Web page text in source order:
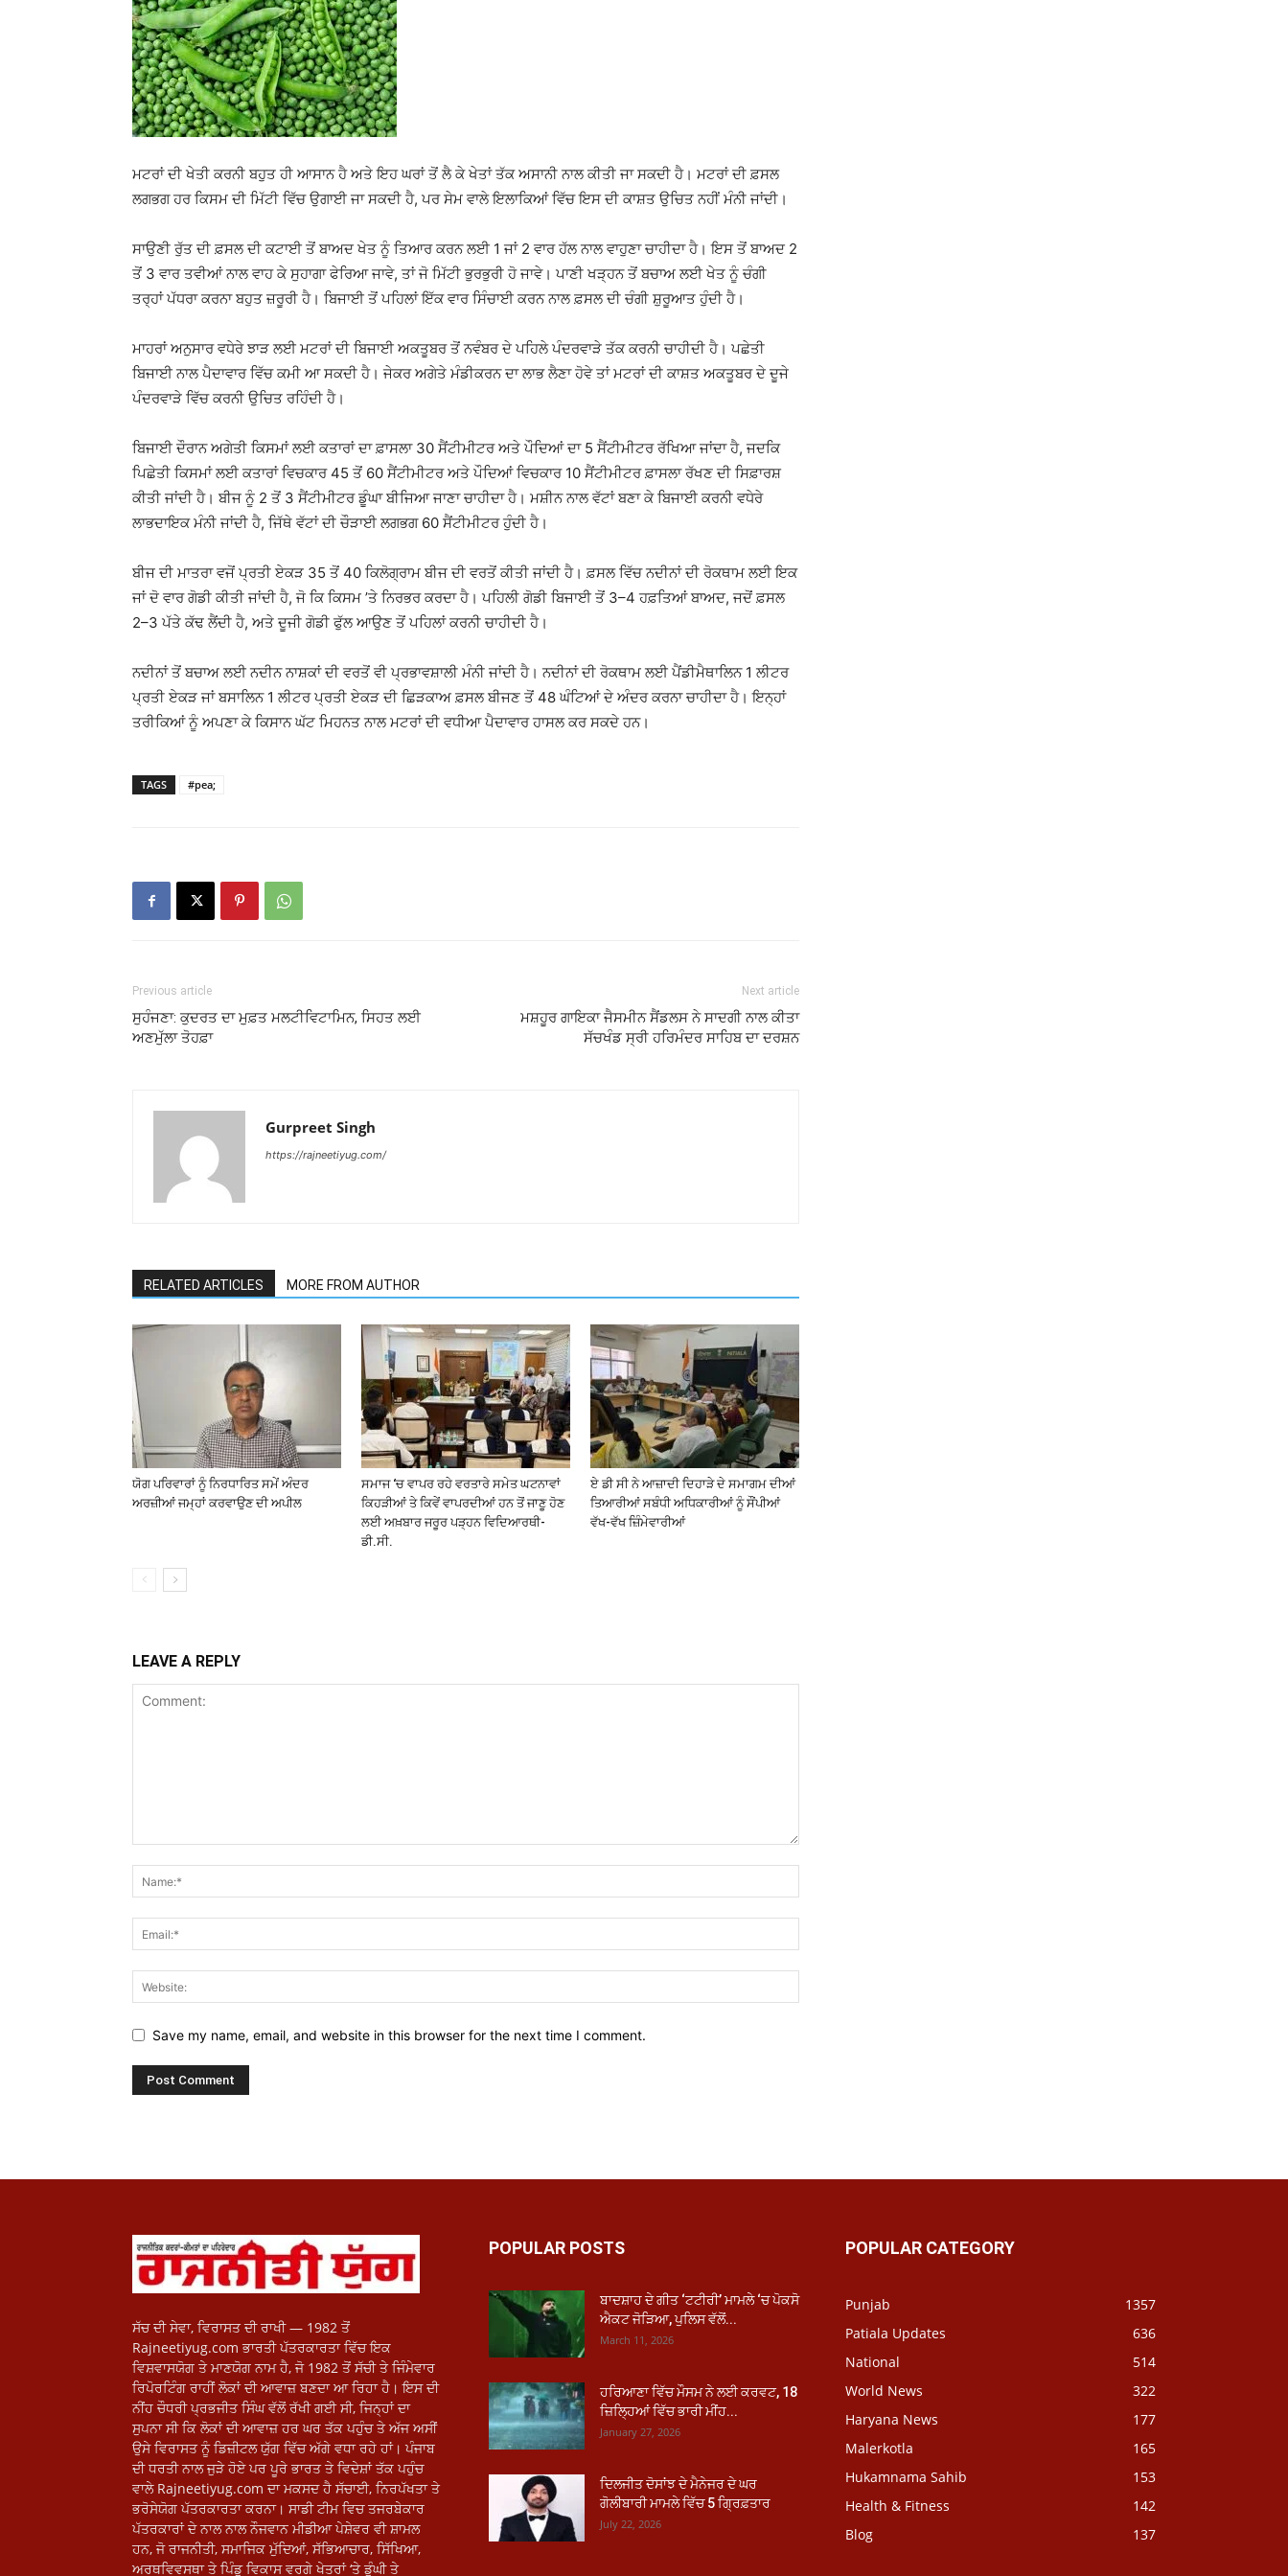
ਮਟਰਾਂ ਦੀ ਖੇਤੀ ਕਰਨੀ ਬਹੁਤ ਹੀ ਆਸਾਨ ਹੈ ਅਤੇ ਇਹ ਘਰਾਂ ਤੋਂ ਲੈ ਕੇ ਖੇਤਾਂ ਤੱਕ ਅਸਾਨੀ ਨਾਲ ਕੀਤੀ ਜਾ ਸਕਦੀ ਹੈ। ਮਟਰਾਂ ਦੀ ਫ਼ਸਲ
ਲਗਭਗ ਹਰ ਕਿਸਮ ਦੀ ਮਿੱਟੀ ਵਿੱਚ ਉਗਾਈ ਜਾ ਸਕਦੀ ਹੈ, ਪਰ ਸੇਮ ਵਾਲੇ ਇਲਾਕਿਆਂ ਵਿੱਚ ਇਸ ਦੀ ਕਾਸ਼ਤ ਉਚਿਤ ਨਹੀਂ ਮੰਨੀ ਜਾਂਦੀ।
ਸਾਉਣੀ ਰੁੱਤ ਦੀ ਫ਼ਸਲ ਦੀ ਕਟਾਈ ਤੋਂ ਬਾਅਦ ਖੇਤ ਨੂੰ ਤਿਆਰ ਕਰਨ ਲਈ 1 ਜਾਂ 2 ਵਾਰ ਹੱਲ ਨਾਲ ਵਾਹੁਣਾ ਚਾਹੀਦਾ ਹੈ। ਇਸ ਤੋਂ ਬਾਅਦ 2
ਤੋਂ 3 ਵਾਰ ਤਵੀਆਂ ਨਾਲ ਵਾਹ ਕੇ ਸੁਹਾਗਾ ਫੇਰਿਆ ਜਾਵੇ, ਤਾਂ ਜੋ ਮਿੱਟੀ ਭੁਰਭੁਰੀ ਹੋ ਜਾਵੇ। ਪਾਣੀ ਖੜ੍ਹਨ ਤੋਂ ਬਚਾਅ ਲਈ ਖੇਤ ਨੂੰ ਚੰਗੀ
ਤਰ੍ਹਾਂ ਪੱਧਰਾ ਕਰਨਾ ਬਹੁਤ ਜ਼ਰੂਰੀ ਹੈ। ਬਿਜਾਈ ਤੋਂ ਪਹਿਲਾਂ ਇੱਕ ਵਾਰ ਸਿੰਚਾਈ ਕਰਨ ਨਾਲ ਫ਼ਸਲ ਦੀ ਚੰਗੀ ਸ਼ੁਰੂਆਤ ਹੁੰਦੀ ਹੈ।
ਮਾਹਰਾਂ ਅਨੁਸਾਰ ਵਧੇਰੇ ਝਾੜ ਲਈ ਮਟਰਾਂ ਦੀ ਬਿਜਾਈ ਅਕਤੂਬਰ ਤੋਂ ਨਵੰਬਰ ਦੇ ਪਹਿਲੇ ਪੰਦਰਵਾੜੇ ਤੱਕ ਕਰਨੀ ਚਾਹੀਦੀ ਹੈ। ਪਛੇਤੀ
ਬਿਜਾਈ ਨਾਲ ਪੈਦਾਵਾਰ ਵਿੱਚ ਕਮੀ ਆ ਸਕਦੀ ਹੈ। ਜੇਕਰ ਅਗੇਤੇ ਮੰਡੀਕਰਨ ਦਾ ਲਾਭ ਲੈਣਾ ਹੋਵੇ ਤਾਂ ਮਟਰਾਂ ਦੀ ਕਾਸ਼ਤ ਅਕਤੂਬਰ ਦੇ ਦੂਜੇ
ਪੰਦਰਵਾੜੇ ਵਿੱਚ ਕਰਨੀ ਉਚਿਤ ਰਹਿੰਦੀ ਹੈ।
ਬਿਜਾਈ ਦੌਰਾਨ ਅਗੇਤੀ ਕਿਸਮਾਂ ਲਈ ਕਤਾਰਾਂ ਦਾ ਫ਼ਾਸਲਾ 30 ਸੈਂਟੀਮੀਟਰ ਅਤੇ ਪੌਦਿਆਂ ਦਾ 5 ਸੈਂਟੀਮੀਟਰ ਰੱਖਿਆ ਜਾਂਦਾ ਹੈ, ਜਦਕਿ
ਪਿਛੇਤੀ ਕਿਸਮਾਂ ਲਈ ਕਤਾਰਾਂ ਵਿਚਕਾਰ 45 ਤੋਂ 60 ਸੈਂਟੀਮੀਟਰ ਅਤੇ ਪੌਦਿਆਂ ਵਿਚਕਾਰ 10 ਸੈਂਟੀਮੀਟਰ ਫ਼ਾਸਲਾ ਰੱਖਣ ਦੀ ਸਿਫ਼ਾਰਸ਼
ਕੀਤੀ ਜਾਂਦੀ ਹੈ। ਬੀਜ ਨੂੰ 2 ਤੋਂ 3 ਸੈਂਟੀਮੀਟਰ ਡੂੰਘਾ ਬੀਜਿਆ ਜਾਣਾ ਚਾਹੀਦਾ ਹੈ। ਮਸ਼ੀਨ ਨਾਲ ਵੱਟਾਂ ਬਣਾ ਕੇ ਬਿਜਾਈ ਕਰਨੀ ਵਧੇਰੇ
ਲਾਭਦਾਇਕ ਮੰਨੀ ਜਾਂਦੀ ਹੈ, ਜਿੱਥੇ ਵੱਟਾਂ ਦੀ ਚੌੜਾਈ ਲਗਭਗ 60 ਸੈਂਟੀਮੀਟਰ ਹੁੰਦੀ ਹੈ।
ਬੀਜ ਦੀ ਮਾਤਰਾ ਵਜੋਂ ਪ੍ਰਤੀ ਏਕੜ 35 ਤੋਂ 40 ਕਿਲੋਗ੍ਰਾਮ ਬੀਜ ਦੀ ਵਰਤੋਂ ਕੀਤੀ ਜਾਂਦੀ ਹੈ। ਫ਼ਸਲ ਵਿੱਚ ਨਦੀਨਾਂ ਦੀ ਰੋਕਥਾਮ ਲਈ ਇਕ
ਜਾਂ ਦੋ ਵਾਰ ਗੋਡੀ ਕੀਤੀ ਜਾਂਦੀ ਹੈ, ਜੋ ਕਿ ਕਿਸਮ ’ਤੇ ਨਿਰਭਰ ਕਰਦਾ ਹੈ। ਪਹਿਲੀ ਗੋਡੀ ਬਿਜਾਈ ਤੋਂ 3–4 ਹਫ਼ਤਿਆਂ ਬਾਅਦ, ਜਦੋਂ ਫ਼ਸਲ
2–3 ਪੱਤੇ ਕੱਢ ਲੈਂਦੀ ਹੈ, ਅਤੇ ਦੂਜੀ ਗੋਡੀ ਫੁੱਲ ਆਉਣ ਤੋਂ ਪਹਿਲਾਂ ਕਰਨੀ ਚਾਹੀਦੀ ਹੈ।
ਨਦੀਨਾਂ ਤੋਂ ਬਚਾਅ ਲਈ ਨਦੀਨ ਨਾਸ਼ਕਾਂ ਦੀ ਵਰਤੋਂ ਵੀ ਪ੍ਰਭਾਵਸ਼ਾਲੀ ਮੰਨੀ ਜਾਂਦੀ ਹੈ। ਨਦੀਨਾਂ ਦੀ ਰੋਕਥਾਮ ਲਈ ਪੈਂਡੀਮੈਥਾਲਿਨ 1 ਲੀਟਰ
ਪ੍ਰਤੀ ਏਕੜ ਜਾਂ ਬਸਾਲਿਨ 1 ਲੀਟਰ ਪ੍ਰਤੀ ਏਕੜ ਦੀ ਛਿੜਕਾਅ ਫ਼ਸਲ ਬੀਜਣ ਤੋਂ 48 ਘੰਟਿਆਂ ਦੇ ਅੰਦਰ ਕਰਨਾ ਚਾਹੀਦਾ ਹੈ। ਇਨ੍ਹਾਂ
ਤਰੀਕਿਆਂ ਨੂੰ ਅਪਣਾ ਕੇ ਕਿਸਾਨ ਘੱਟ ਮਿਹਨਤ ਨਾਲ ਮਟਰਾਂ ਦੀ ਵਧੀਆ ਪੈਦਾਵਾਰ ਹਾਸਲ ਕਰ ਸਕਦੇ ਹਨ।
TAGS #pea;
Previous article
ਸੁਹੰਜਣਾ: ਕੁਦਰਤ ਦਾ ਮੁਫ਼ਤ ਮਲਟੀਵਿਟਾਮਿਨ, ਸਿਹਤ ਲਈ
ਅਣਮੁੱਲਾ ਤੋਹਫ਼ਾ
Next article
ਮਸ਼ਹੂਰ ਗਾਇਕਾ ਜੈਸਮੀਨ ਸੈਂਡਲਸ ਨੇ ਸਾਦਗੀ ਨਾਲ ਕੀਤਾ
ਸੱਚਖੰਡ ਸ੍ਰੀ ਹਰਿਮੰਦਰ ਸਾਹਿਬ ਦਾ ਦਰਸ਼ਨ
Gurpreet Singh
https://rajneetiyug.com/
RELATED ARTICLES MORE FROM AUTHOR
ਯੋਗ ਪਰਿਵਾਰਾਂ ਨੂੰ ਨਿਰਧਾਰਿਤ ਸਮੇਂ ਅੰਦਰ
ਅਰਜ਼ੀਆਂ ਜਮ੍ਹਾਂ ਕਰਵਾਉਣ ਦੀ ਅਪੀਲ
ਸਮਾਜ ‘ਚ ਵਾਪਰ ਰਹੇ ਵਰਤਾਰੇ ਸਮੇਤ ਘਟਨਾਵਾਂ
ਕਿਹੜੀਆਂ ਤੇ ਕਿਵੇਂ ਵਾਪਰਦੀਆਂ ਹਨ ਤੋਂ ਜਾਣੂ ਹੋਣ
ਲਈ ਅਖ਼ਬਾਰ ਜਰੂਰ ਪੜ੍ਹਨ ਵਿਦਿਆਰਥੀ-
ਡੀ.ਸੀ.
ਏ ਡੀ ਸੀ ਨੇ ਆਜ਼ਾਦੀ ਦਿਹਾੜੇ ਦੇ ਸਮਾਗਮ ਦੀਆਂ
ਤਿਆਰੀਆਂ ਸਬੰਧੀ ਅਧਿਕਾਰੀਆਂ ਨੂੰ ਸੌਂਪੀਆਂ
ਵੱਖ-ਵੱਖ ਜ਼ਿੰਮੇਵਾਰੀਆਂ
LEAVE A REPLY
Save my name, email, and website in this browser for the next time I comment.
ਸੱਚ ਦੀ ਸੇਵਾ, ਵਿਰਾਸਤ ਦੀ ਰਾਖੀ — 1982 ਤੋਂ
Rajneetiyug.com ਭਾਰਤੀ ਪੱਤਰਕਾਰਤਾ ਵਿੱਚ ਇਕ
ਵਿਸ਼ਵਾਸਯੋਗ ਤੇ ਮਾਣਯੋਗ ਨਾਮ ਹੈ, ਜੋ 1982 ਤੋਂ ਸੱਚੀ ਤੇ ਜਿੰਮੇਵਾਰ
ਰਿਪੋਰਟਿੰਗ ਰਾਹੀਂ ਲੋਕਾਂ ਦੀ ਆਵਾਜ਼ ਬਣਦਾ ਆ ਰਿਹਾ ਹੈ। ਇਸ ਦੀ
ਨੀਂਹ ਚੌਧਰੀ ਪ੍ਰਭਜੀਤ ਸਿੰਘ ਵੱਲੋਂ ਰੱਖੀ ਗਈ ਸੀ, ਜਿਨ੍ਹਾਂ ਦਾ
ਸੁਪਨਾ ਸੀ ਕਿ ਲੋਕਾਂ ਦੀ ਆਵਾਜ਼ ਹਰ ਘਰ ਤੱਕ ਪਹੁੰਚ ਤੇ ਅੱਜ ਅਸੀਂ
ਉਸੇ ਵਿਰਾਸਤ ਨੂੰ ਡਿਜ਼ੀਟਲ ਯੁੱਗ ਵਿੱਚ ਅੱਗੇ ਵਧਾ ਰਹੇ ਹਾਂ। ਪੰਜਾਬ
ਦੀ ਧਰਤੀ ਨਾਲ ਜੁੜੇ ਹੋਏ ਪਰ ਪੂਰੇ ਭਾਰਤ ਤੇ ਵਿਦੇਸ਼ਾਂ ਤੱਕ ਪਹੁੰਚ
ਵਾਲੇ Rajneetiyug.com ਦਾ ਮਕਸਦ ਹੈ ਸੱਚਾਈ, ਨਿਰਪੱਖਤਾ ਤੇ
ਭਰੋਸੇਯੋਗ ਪੱਤਰਕਾਰਤਾ ਕਰਨਾ। ਸਾਡੀ ਟੀਮ ਵਿਚ ਤਜਰਬੇਕਾਰ
ਪੱਤਰਕਾਰਾਂ ਦੇ ਨਾਲ ਨਾਲ ਨੌਜਵਾਨ ਮੀਡੀਆ ਪੇਸ਼ੇਵਰ ਵੀ ਸ਼ਾਮਲ
ਹਨ, ਜੋ ਰਾਜਨੀਤੀ, ਸਮਾਜਿਕ ਮੁੱਦਿਆਂ, ਸੱਭਿਆਚਾਰ, ਸਿੱਖਿਆ,
ਅਰਥਵਿਵਸਥਾ ਤੇ ਪਿੰਡੂ ਵਿਕਾਸ ਵਰਗੇ ਖੇਤਰਾਂ ‘ਤੇ ਡੂੰਘੀ ਤੇ
POPULAR POSTS
ਬਾਦਸ਼ਾਹ ਦੇ ਗੀਤ ‘ਟਟੀਰੀ’ ਮਾਮਲੇ ‘ਚ ਪੋਕਸੋ
ਐਕਟ ਜੋੜਿਆ, ਪੁਲਿਸ ਵੱਲੋਂ...
March 11, 2026
ਹਰਿਆਣਾ ਵਿੱਚ ਮੌਸਮ ਨੇ ਲਈ ਕਰਵਟ, 18
ਜ਼ਿਲ੍ਹਿਆਂ ਵਿੱਚ ਭਾਰੀ ਮੀਂਹ...
January 27, 2026
ਦਿਲਜੀਤ ਦੋਸਾਂਝ ਦੇ ਮੈਨੇਜਰ ਦੇ ਘਰ
ਗੋਲੀਬਾਰੀ ਮਾਮਲੇ ਵਿੱਚ 5 ਗ੍ਰਿਫ਼ਤਾਰ
July 22, 2026
POPULAR CATEGORY
Punjab
1357
Patiala Updates
636
National
514
World News
322
Haryana News
177
Malerkotla
165
Hukamnama Sahib
153
Health & Fitness
142
Blog
137